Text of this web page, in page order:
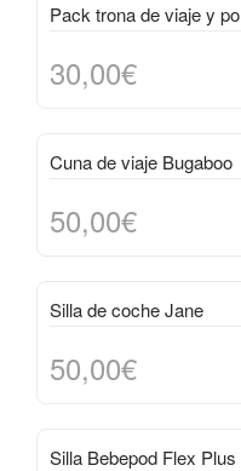
Pack trona de viaje y
30,00€
Cuna de viaje Bugaboo
50,00€
Silla de coche Jane
50,00€
Silla Bebepod Flex